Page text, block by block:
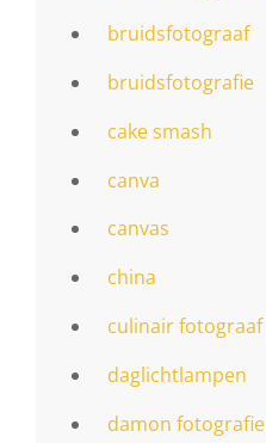
bruidsfotograaf
bruidsfotografie
cake smash
canva
canvas
china
culinair fotograaf
daglichtlampen
damon fotografie